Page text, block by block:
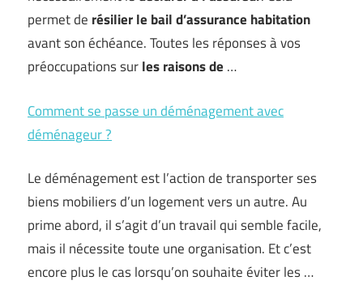
permet de résilier le bail d’assurance habitation
avant son échéance. Toutes les réponses à vos
préoccupations surles raisons de …
Comment se passe un déménagement avec
déménageur ?
Le déménagement est l’action de transporter ses
biens mobiliers d’un logement vers un autre. Au
prime abord, il s’agit d’un travail qui semble facile,
mais il nécessite toute une organisation. Et c’est
encore plus le cas lorsqu’on souhaite éviter les …